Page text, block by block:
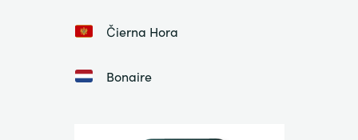
Čierna Hora
Bonaire